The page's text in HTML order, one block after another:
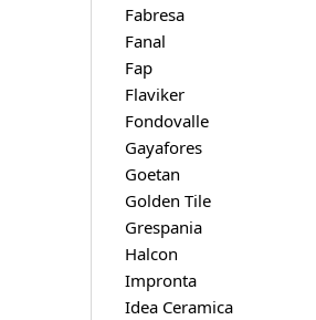
Ape Ceramica Silk
Ape Ceramica Silver Grey
Ape Ceramica Silver Pearl
Ape Ceramica Statuary
Ape Ceramica Stay
Ape Ceramica Taj Mahal
Ape Ceramica This Is
Ape Ceramica Tonality
Ape Ceramica Travertino
Ape Ceramica Trendy
Ape Ceramica Triana
Ape Ceramica Vita
Fabresa
Fanal
Fap
Flaviker
Fondovalle
Gayafores
Goetan
Golden Tile
Grespania
Halcon
Impronta
Idea Ceramica